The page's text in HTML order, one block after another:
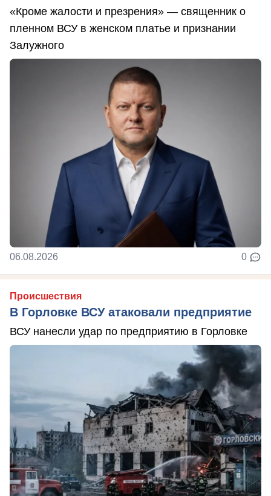
«Кроме жалости и презрения» — священник о
пленном ВСУ в женском платье и признании
Залужного
06.08.2026 0
Происшествия
В Горловке ВСУ атаковали предприятие
ВСУ нанесли удар по предприятию в Горловке